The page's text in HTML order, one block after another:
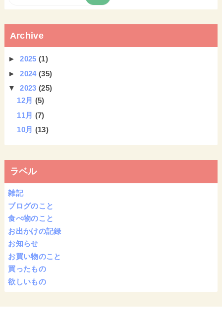
Archive
►2025(1)
►2024(35)
▼2023(25)
12月 (5)
11月 (7)
10月 (13)
ラベル
雑記
ブログのこと
食べ物のこと
お出かけの記録
お知らせ
お買い物のこと
買ったもの
欲しいもの